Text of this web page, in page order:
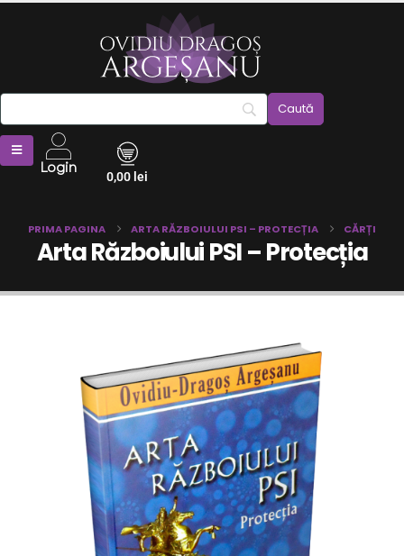
Login 0,00 lei
PRIMA PAGINA ARTA RĂZBOIULUI PSI – PROTECȚIA CĂRȚI
Arta Războiului PSI – Protecția